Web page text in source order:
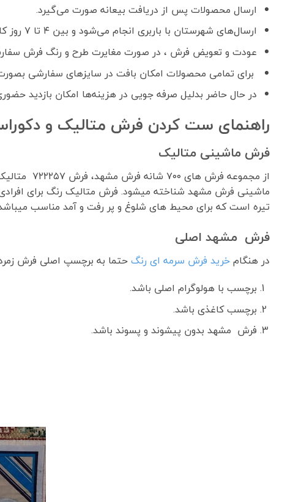
ارسال محصولات پس از دریافت بیعانه صورت می‌گیرد.
ارسال‌های شهرستان با باربری انجام می‌شود و بین ۴ تا ۷ روز کاری زمان می‌برد.
عودت و تعویض فرش ، در صورت مغایرت طرح و رنگ فرش
برای تمامی محصولات امکان بافت در سایزهای سفارشی
در حال حاضر بدلیل صرفه جویی در هزینه‌ها امکان بازدید
راهنمای ست کردن فرش متالیک و
فرش ماشینی متالیک
از
ماشینی فرش مشهد شناخته میشود. فرش متالیک رنگ برای
تیره است که برای محیط های شلوغ و پر رفت و آمد مناسب
فرش مشهد اصلی
در هنگامخرید فرش سرمه ای رنگحتما به برچسپ اصلی فرش
برچسب با هولوگرام اصلی باشد.
برچسب کاغذی باشد.
فرش مشهد بدون پیشوند و پسوند باشد.